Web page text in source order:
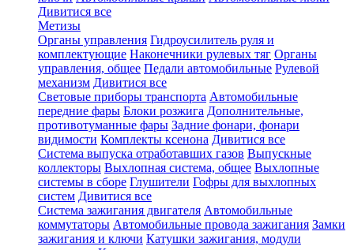
Дивитися все
Метизы
Органы управления Гидроусилитель руля и
комплектующие Наконечники рулевых тяг Органы
управления, общее Педали автомобильные Рулевой
механизм Дивитися все
Световые приборы транспорта Автомобильные
передние фары Блоки розжига Дополнительные,
противотуманные фары Задние фонари, фонари
видимости Комплекты ксенона Дивитися все
Система выпуска отработавших газов Выпускные
коллекторы Выхлопная система, общее Выхлопные
системы в сборе Глушители Гофры для выхлопных
систем Дивитися все
Система зажигания двигателя Автомобильные
коммутаторы Автомобильные провода зажигания Замки
зажигания и ключи Катушки зажигания, модули